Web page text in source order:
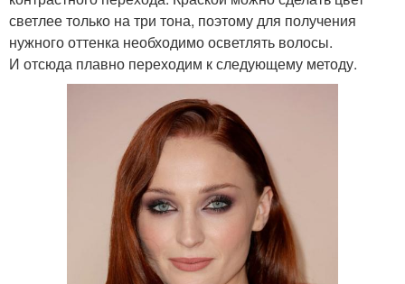
светлее только на три тона, поэтому для получения
нужного оттенка необходимо осветлять волосы.
И отсюда плавно переходим к следующему методу.